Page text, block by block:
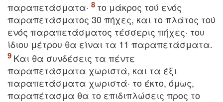
παραπετάσματα·
το μάκρος τού ενός
παραπετάσματος 30 πήχες, και το πλάτος τού
ενός παραπετάσματος τέσσερις πήχες· του
ίδιου μέτρου θα είναι τα 11 παραπετάσματα.
Kαι θα συνδέσεις τα πέντε
παραπετάσματα χωριστά, και τα έξι
παραπετάσματα χωριστά· το έκτο, όμως,
παραπέτασμα θα το επιδιπλώσεις προς το